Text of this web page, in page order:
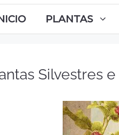
PLANTAS
Silvestres